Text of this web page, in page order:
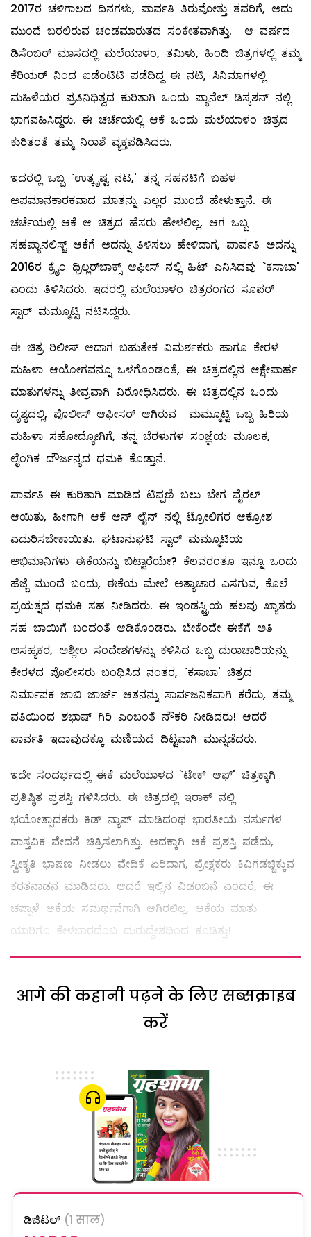
2017ರ ಚಳಿಗಾಲದ ದಿನಗಳು, ಪಾರ್ವತಿ ತಿರುವೋತ್ತು ತವರಿಗೆ, ಅದು
ಮುಂದೆ ಬರಲಿರುವ ಚಂಡಮಾರುತದ ಸಂಕೇತವಾಗಿತ್ತು. ಆ ವರ್ಷದ
ಡಿಸೆಂಬರ್‌ ಮಾಸದಲ್ಲಿ ಮಲೆಯಾಳಂ, ತಮಿಳು, ಹಿಂದಿ ಚಿತ್ರಗಳಲ್ಲಿ ತಮ್ಮ
ಕೆರಿಯರ್‌ ನಿಂದ ಐಡೆಂಟಿಟಿ ಪಡೆದಿದ್ದ ಈ ನಟಿ, ಸಿನಿಮಾಗಳಲ್ಲಿ
ಮಹಿಳೆಯರ ಪ್ರತಿನಿಧಿತ್ವದ ಕುರಿತಾಗಿ ಒಂದು ಪ್ಯಾನೆಲ್ ‌ಡಿಸ್ಕಶನ್‌ ನಲ್ಲಿ
ಭಾಗವಹಿಸಿದ್ದರು. ಈ ಚರ್ಚೆಯಲ್ಲಿ ಆಕೆ ಒಂದು ಮಲೆಯಾಳಂ ಚಿತ್ರದ
ಕುರಿತಂತೆ ತಮ್ಮ ನಿರಾಶೆ ವ್ಯಕ್ತಪಡಿಸಿದರು.
ಇದರಲ್ಲಿ ಒಬ್ಬ `ಉತ್ಕೃಷ್ಟ ನಟ,' ತನ್ನ ಸಹನಟಿಗೆ ಬಹಳ
ಅಪಮಾನಕಾರಕವಾದ ಮಾತನ್ನು ಎಲ್ಲರ ಮುಂದೆ ಹೇಳುತ್ತಾನೆ. ಈ
ಚರ್ಚೆಯಲ್ಲಿ ಆಕೆ ಆ ಚಿತ್ರದ ಹೆಸರು ಹೇಳಲಿಲ್ಲ, ಆಗ ಒಬ್ಬ
ಸಹಪ್ಯಾನಲಿಸ್ಟ್ ಆಕೆಗೆ ಅದನ್ನು ತಿಳಿಸಲು ಹೇಳಿದಾಗ, ಪಾರ್ವತಿ ಅದನ್ನು
2016ರ ಕ್ರೈಂ ಥ್ರಿಲ್ಲರ್‌ಬಾಕ್ಸ್ ಆಫೀಸ್‌ ನಲ್ಲಿ ಹಿಟ್‌ ಎನಿಸಿದವು `ಕಸಾಬಾ'
ಎಂದು ತಿಳಿಸಿದರು. ಇದರಲ್ಲಿ ಮಲೆಯಾಳಂ ಚಿತ್ರರಂಗದ ಸೂಪರ್‌
ಸ್ಟಾರ್‌ ಮಮ್ಮೂಟ್ಟಿ ನಟಿಸಿದ್ದರು.
ಈ ಚಿತ್ರ ರಿಲೀಸ್‌ ಆದಾಗ ಬಹುತೇಕ ವಿಮರ್ಶಕರು ಹಾಗೂ ಕೇರಳ
ಮಹಿಳಾ ಆಯೋಗವನ್ನೂ ಒಳಗೊಂಡಂತೆ, ಈ ಚಿತ್ರದಲ್ಲಿನ ಆಕ್ಷೇಪಾರ್ಹ
ಮಾತುಗಳನ್ನು ತೀವ್ರವಾಗಿ ವಿರೋಧಿಸಿದರು. ಈ ಚಿತ್ರದಲ್ಲಿನ ಒಂದು
ದೃಶ್ಯದಲ್ಲಿ, ಪೊಲೀಸ್‌ ಆಫೀಸರ್‌ ಆಗಿರುವ ಮಮ್ಮೂಟ್ಟಿ ಒಬ್ಬ ಹಿರಿಯ
ಮಹಿಳಾ ಸಹೋದ್ಯೋಗಿಗೆ, ತನ್ನ ಬೆರಳುಗಳ ಸಂಜ್ಞೆಯ ಮೂಲಕ,
ಲೈಂಗಿಕ ದೌರ್ಜನ್ಯದ ಧಮಕಿ ಕೊಡ್ತಾನೆ.
ಪಾರ್ವತಿ ಈ ಕುರಿತಾಗಿ ಮಾಡಿದ ಟಿಪ್ಪಣಿ ಬಲು ಬೇಗ ವೈರಲ್
ಆಯಿತು, ಹೀಗಾಗಿ ಆಕೆ ಆನ್‌ ಲೈನ್‌ ನಲ್ಲಿ ಟ್ರೋಲಿಗರ ಆಕ್ರೋಶ
ಎದುರಿಸಬೇಕಾಯಿತು. ಘಟಾನುಘಟಿ ಸ್ಟಾರ್‌ ಮಮ್ಮೂಟಿಯ
ಅಭಿಮಾನಿಗಳು ಈಕೆಯನ್ನು ಬಿಟ್ಟಾರೆಯೇ? ಕೆಲವರಂತೂ ಇನ್ನೂ ಒಂದು
ಹೆಜ್ಜೆ ಮುಂದೆ ಬಂದು, ಈಕೆಯ ಮೇಲೆ ಅತ್ಯಾಚಾರ ಎಸಗುವ, ಕೊಲೆ
ಪ್ರಯತ್ನದ ಧಮಕಿ ಸಹ ನೀಡಿದರು. ಈ ಇಂಡಸ್ಟ್ರಿಯ ಹಲವು ಖ್ಯಾತರು
ಸಹ ಬಾಯಿಗೆ ಬಂದಂತೆ ಆಡಿಕೊಂಡರು. ಬೇಕೆಂದೇ ಈಕೆಗೆ ಅತಿ
ಅಸಹ್ಯಕರ, ಅಶ್ಲೀಲ ಸಂದೇಶಗಳನ್ನು ಕಳಿಸಿದ ಒಬ್ಬ ದುರಾಚಾರಿಯನ್ನು
ಕೇರಳದ ಪೊಲೀಸರು ಬಂಧಿಸಿದ ನಂತರ, `ಕಸಾಬಾ' ಚಿತ್ರದ
ನಿರ್ಮಾಪಕ ಜಾಬಿ ಜಾರ್ಜ್‌ ಆತನನ್ನು ಸಾರ್ವಜನಿಕವಾಗಿ ಕರೆದು, ತಮ್ಮ
ವತಿಯಿಂದ ಶಭಾಷ್‌ ಗಿರಿ ಎಂಬಂತೆ ನೌಕರಿ ನೀಡಿದರು! ಆದರೆ
ಪಾರ್ವತಿ ಇದಾವುದಕ್ಕೂ ಮಣಿಯದೆ ದಿಟ್ಟವಾಗಿ ಮುನ್ನಡೆದರು.
ಇದೇ ಸಂದರ್ಭದಲ್ಲಿ ಈಕೆ ಮಲೆಯಾಳದ `ಟೇಕ್‌ ಆಫ್‌' ಚಿತ್ರಕ್ಕಾಗಿ
ಪ್ರತಿಷ್ಠಿತ ಪ್ರಶಸ್ತಿ ಗಳಿಸಿದರು. ಈ ಚಿತ್ರದಲ್ಲಿ ಇರಾಕ್‌ ನಲ್ಲಿ
ಭಯೋತ್ಪಾದಕರು ಕಿಡ್‌ ನ್ಯಾಪ್‌ ಮಾಡಿದಂಥ ಭಾರತೀಯ ನರ್ಸುಗಳ
ವಾಸ್ತವಿಕ ವೇದನೆ ಚಿತ್ರಿಸಲಾಗಿತ್ತು. ಅದಕ್ಕಾಗಿ ಆಕೆ ಪ್ರಶಸ್ತಿ ಪಡೆದು,
ಸ್ವೀಕೃತಿ ಭಾಷಣ ನೀಡಲು ವೇದಿಕೆ ಏರಿದಾಗ, ಪ್ರೇಕ್ಷಕರು ಕಿವಿಗಡಚ್ಚಿಕ್ಕುವ
ಕರತನಾಡನ ಮಾಡಿದರು. ಆದರೆ ಇಲ್ಲಿನ ವಿಡಂಬನೆ ಎಂದರೆ, ಈ
ಚಪ್ಪಾಳೆ ಆಕೆಯ ಸಮರ್ಥನೆಗಾಗಿ ಆಗಿರಲಿಲ್ಲ, ಆಕೆಯ ಮಾತು
ಯಾರಿಗೂ ಕೇಳಬಾರದೆಂಬ ದುರುದ್ದೇಶದಿಂದ ಕೂಡಿತ್ತು!
आगे की कहानी पढ़ने के लिए सब्सक्राइब
करें
ಡಿಜಿಟಲ್ (1 साल)